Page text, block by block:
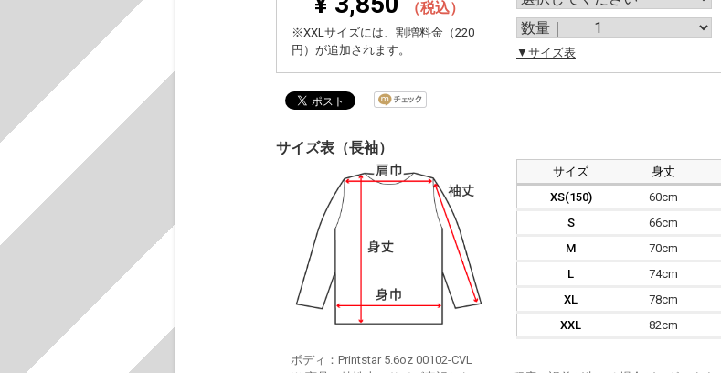
（税込）
※XXLサイズには、割増料金（220
円）が追加されます。
▼サイズ表
サイズ表（長袖）
サイズ 身丈
XS(150)
60cm
S
66cm
M
70cm
L
74cm
XL
78cm
XXL
82cm
ボディ：Printstar 5.6oz 00102-CVL